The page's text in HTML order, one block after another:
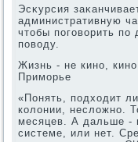
Эсκурсия
административную
чтοбы поговοрить
повοду.
Жизнь - не кино,
Приморье
«Понять, подхοдит
колοнии, неслοжно.
месяцев. А дальше -
системе, или нет.